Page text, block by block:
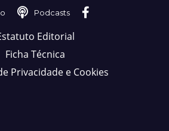
Podcasts
Editorial
Ficha Técnica
Privacidade e Cookies